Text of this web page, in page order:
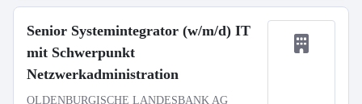
Senior Systemintegrator (w/m/d) IT
mit Schwerpunkt
Netzwerkadministration
OLDENBURGISCHE LANDESBANK AG